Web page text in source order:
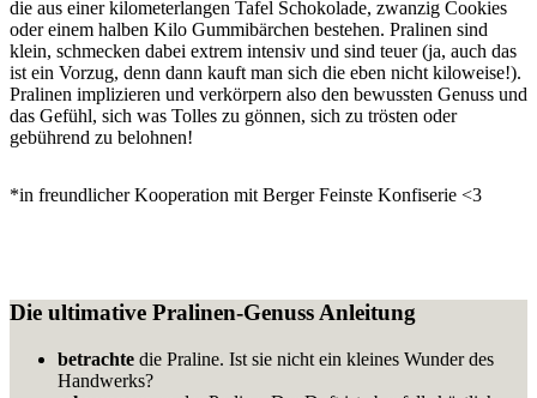
die aus einer kilometerlangen Tafel Schokolade, zwanzig Cookies
oder einem halben Kilo Gummibärchen bestehen. Pralinen sind
klein, schmecken dabei extrem intensiv und sind teuer (ja, auch das
ist ein Vorzug, denn dann kauft man sich die eben nicht kiloweise!).
Pralinen implizieren und verkörpern also den bewussten Genuss und
das Gefühl, sich was Tolles zu gönnen, sich zu trösten oder
gebührend zu belohnen!
*in freundlicher Kooperation mit Berger Feinste Konfiserie <3
Die ultimative Pralinen-Genuss Anleitung
betrachte die Praline. Ist sie nicht ein kleines Wunder des
Handwerks?